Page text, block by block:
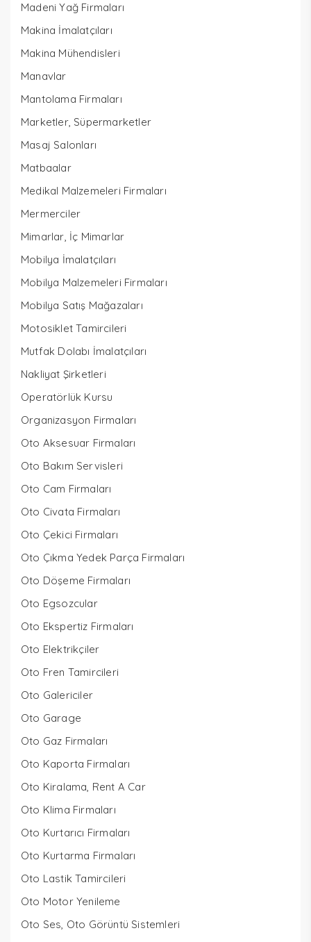
Madeni Yağ Firmaları
Makina İmalatçıları
Makina Mühendisleri
Manavlar
Mantolama Firmaları
Marketler, Süpermarketler
Masaj Salonları
Matbaalar
Medikal Malzemeleri Firmaları
Mermerciler
Mimarlar, İç Mimarlar
Mobilya İmalatçıları
Mobilya Malzemeleri Firmaları
Mobilya Satış Mağazaları
Motosiklet Tamircileri
Mutfak Dolabı İmalatçıları
Nakliyat Şirketleri
Operatörlük Kursu
Organizasyon Firmaları
Oto Aksesuar Firmaları
Oto Bakım Servisleri
Oto Cam Firmaları
Oto Civata Firmaları
Oto Çekici Firmaları
Oto Çıkma Yedek Parça Firmaları
Oto Döşeme Firmaları
Oto Egsozcular
Oto Ekspertiz Firmaları
Oto Elektrikçiler
Oto Fren Tamircileri
Oto Galericiler
Oto Garage
Oto Gaz Firmaları
Oto Kaporta Firmaları
Oto Kiralama, Rent A Car
Oto Klima Firmaları
Oto Kurtarıcı Firmaları
Oto Kurtarma Firmaları
Oto Lastik Tamircileri
Oto Motor Yenileme
Oto Ses, Oto Görüntü Sistemleri